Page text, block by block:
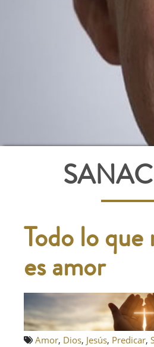
Todo lo que
es amor
Amor, Dios, Jesús, Predicar,